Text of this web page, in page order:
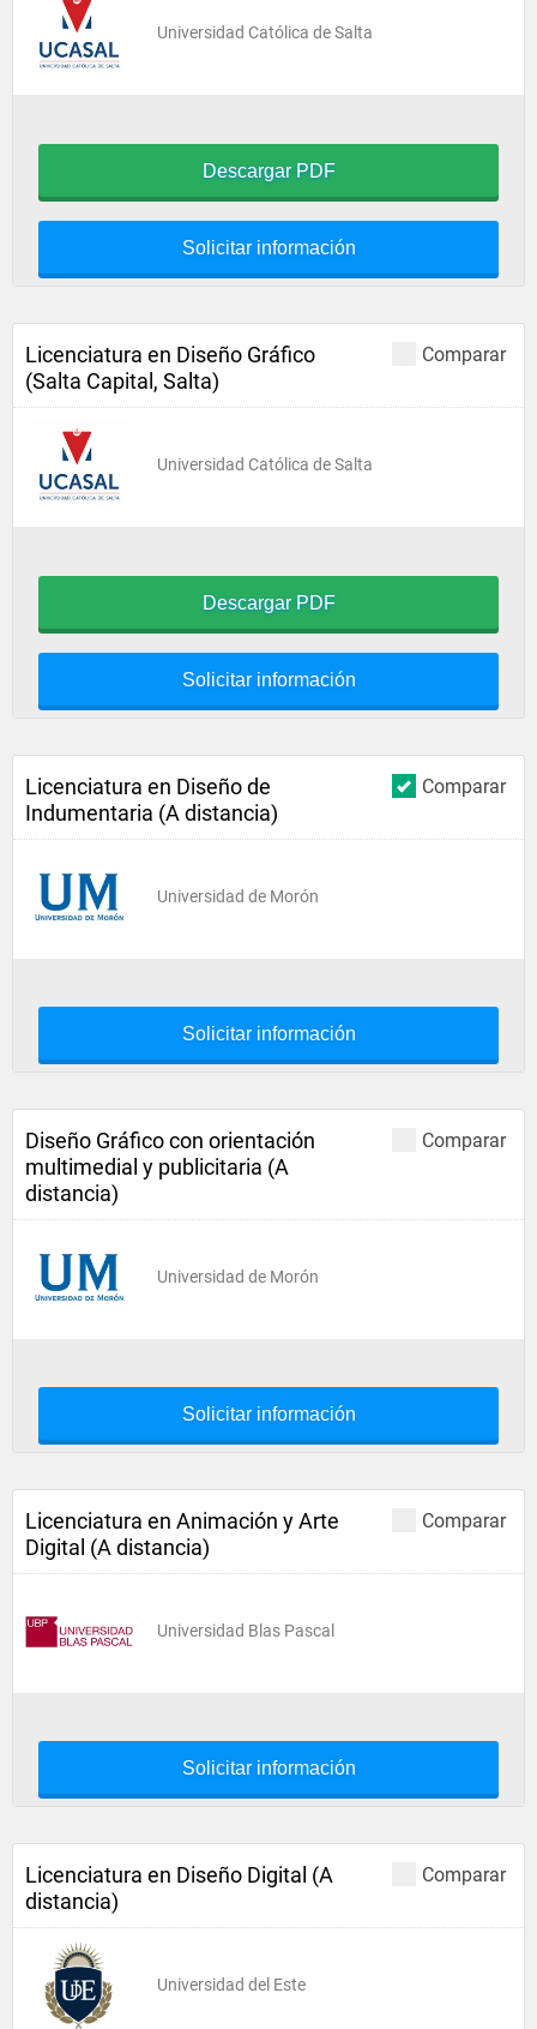
Universidad Católica de Salta
Descargar PDF
Solicitar información
Comparar
Licenciatura en Diseño Gráfico
(Salta Capital, Salta)
Universidad Católica de Salta
Descargar PDF
Solicitar información
Comparar
Licenciatura en Diseño de
Indumentaria (A distancia)
Universidad de Morón
Solicitar información
Comparar
Diseño Gráfico con orientación
multimedial y publicitaria (A
distancia)
Universidad de Morón
Solicitar información
Comparar
Licenciatura en Animación y Arte
Digital (A distancia)
Universidad Blas Pascal
Solicitar información
Comparar
Licenciatura en Diseño Digital (A
distancia)
Universidad del Este